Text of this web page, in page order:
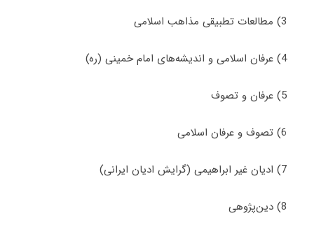
3) مطالعات تطبیقی مذاهب اسلامی
4) عرفان اسلامی و اندیشه‌های امام خمینی (ره)
5) عرفان و تصوف
6) تصوف و عرفان اسلامی
7) ادیان غیر ابراهیمی (گرایش ادیان ایرانی)
8) دین‌پژوهی